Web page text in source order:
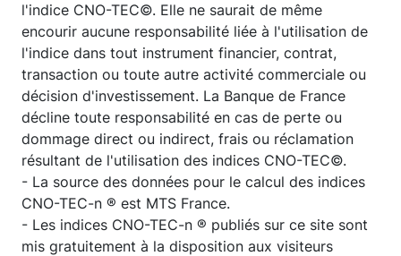
l'indice CNO-TEC©. Elle ne saurait de même
encourir aucune responsabilité liée à l'utilisation de
l'indice dans tout instrument financier, contrat,
transaction ou toute autre activité commerciale ou
décision d'investissement. La Banque de France
décline toute responsabilité en cas de perte ou
dommage direct ou indirect, frais ou réclamation
résultant de l'utilisation des indices CNO-TEC©.
- La source des données pour le calcul des indices
CNO-TEC-n ® est MTS France.
- Les indices CNO-TEC-n ® publiés sur ce site sont
mis gratuitement à la disposition aux visiteurs